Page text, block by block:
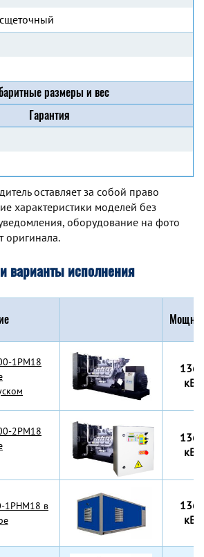
размеры и вес
Гарантия
оставляет за собой право
характеристики моделей без
оборудование на фото
оригинала.
варианты исполнения
1РМ18
1368
кВт
2РМ18
1368
кВт
1РНМ18 в
1368
кВт